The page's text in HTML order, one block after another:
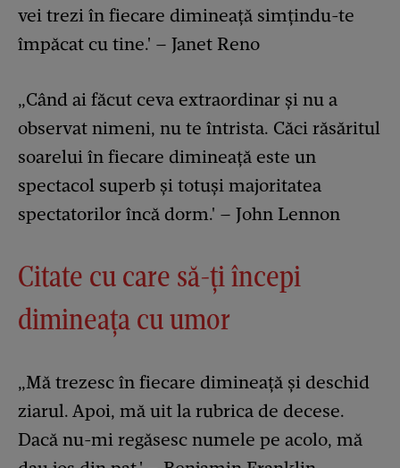
vei trezi în fiecare dimineață simțindu-te
împăcat cu tine.' – Janet Reno
„Când ai făcut ceva extraordinar și nu a
observat nimeni, nu te întrista. Căci răsăritul
soarelui în fiecare dimineață este un
spectacol superb și totuși majoritatea
spectatorilor încă dorm.' – John Lennon
Citate cu care să-ți începi
dimineața cu umor
„Mă trezesc în fiecare dimineață și deschid
ziarul. Apoi, mă uit la rubrica de decese.
Dacă nu-mi regăsesc numele pe acolo, mă